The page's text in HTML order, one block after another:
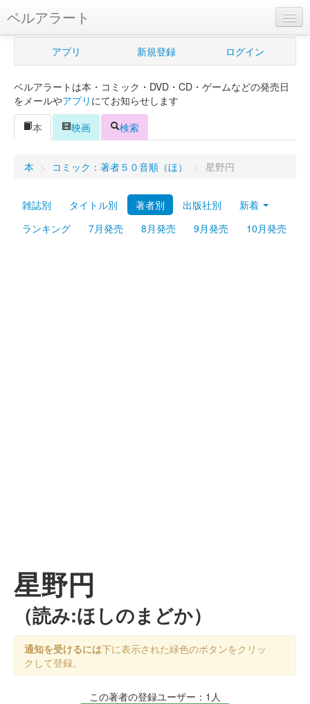
ベルアラート
ベルアラートとは
新規登録
ログイン
Myシェルフ
プレミアム
アプリ 新規登録 ログイン
ベルアラートは本・コミック・DVD・CD・ゲームなどの発売日
をメールやアプリ にてお知らせします
本
映画 検索
本 > コミック：著者５０音順（ほ） > 星野円
雑誌別 タイトル別 著者別 出版社別
新着
ランキング
7月発売 8月発売 9月発売 10月発売
星野円
（読み:ほしのまどか）
通知を受けるには下に表示された緑色のボタンをクリッ
クして登録。
この著者の登録ユーザー：1人